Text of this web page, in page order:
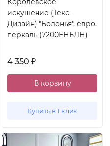
искушение (Текс-
Дизайн) "Болонья", евро,
перкаль (7200ЕНБЛН)
4 350 ₽
В корзину
Купить в 1 клик